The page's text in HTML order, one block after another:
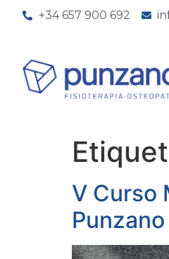
+34 657 900 692
V Curso
Punzano